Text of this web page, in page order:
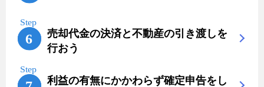
売却代金の決済と不動産の引き渡しを
行おう
利益の有無にかかわらず確定申告をし